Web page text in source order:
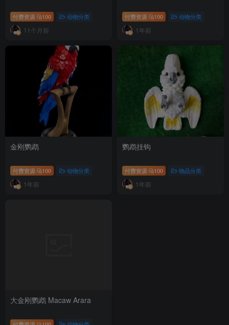
付费资源 100 动物分类
11个月前
付费资源 100 动物分类
1年前
金刚鹦鹉
付费资源 100 动物分类
1年前
鹦鹉挂钩
付费资源 100 物品分类
1年前
大金刚鹦鹉 Macaw Arara